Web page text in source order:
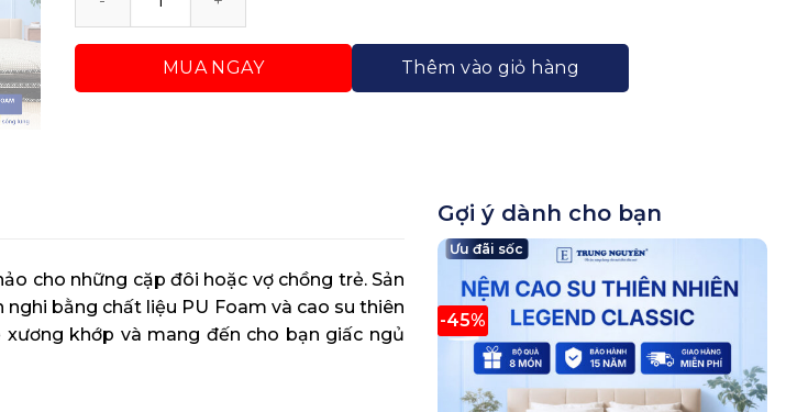
Nệm Lò Xo Túi Độc Lập Unicorn Trung Nguyên 1m4 x 2m số lượng
MUA NGAY Thêm vào giỏ hàng
cho những cặp đôi hoặc vợ chồng trẻ. Sản
bằng chất liệu PU Foam và cao su thiên
khớp và mang đến cho bạn giấc ngủ
Gợi ý dành cho bạn
-45%
Ưu đãi sốc